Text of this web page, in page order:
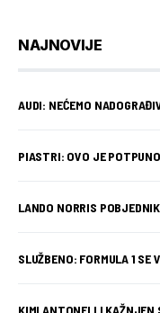
NAJNOVIJE
AUDI: NEĆEMO
PIASTRI: OVO JE
LANDO NORRIS
SLUŽBENO: FORMULA 1 SE
KIMI ANTONELLI KAŽNJEN